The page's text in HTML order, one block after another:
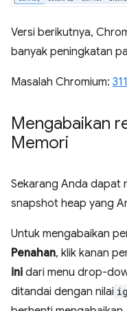
Versi berikutnya,
banyak peningkatan
Masalah Chromium:
Mengabaikan
Memori
Sekarang Anda dapat
snapshot heap yang
Untuk mengabaikan
Penahan, klik kanan
ini dari menu drop-
ditandai dengan nilai